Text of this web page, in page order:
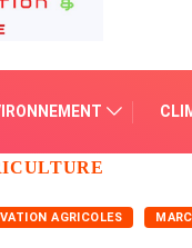
AGRICOLES